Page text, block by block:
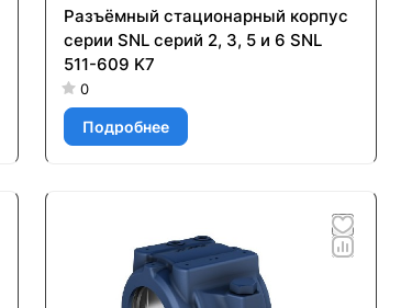
Разъёмный стационарный корпус
серии SNL серий 2, 3, 5 и 6 SNL
511-609 K7
0
Подробнее